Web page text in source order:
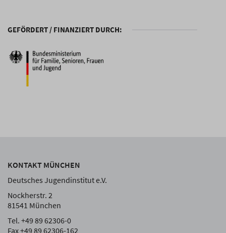
GEFÖRDERT / FINANZIERT DURCH:
KONTAKT MÜNCHEN
Deutsches Jugendinstitut e.V.
Nockherstr. 2
81541 München
Tel. +49 89 62306-0
Fax +49 89 62306-162